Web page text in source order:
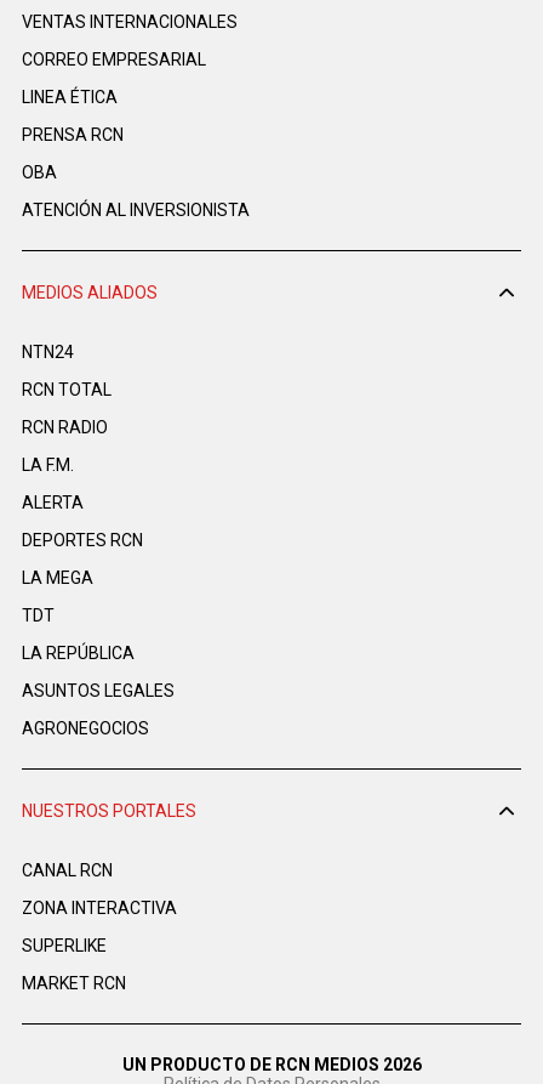
VENTAS INTERNACIONALES
CORREO EMPRESARIAL
LINEA ÉTICA
PRENSA RCN
OBA
ATENCIÓN AL INVERSIONISTA
MEDIOS ALIADOS
NTN24
RCN TOTAL
RCN RADIO
LA F.M.
ALERTA
DEPORTES RCN
LA MEGA
TDT
LA REPÚBLICA
ASUNTOS LEGALES
AGRONEGOCIOS
NUESTROS PORTALES
CANAL RCN
ZONA INTERACTIVA
SUPERLIKE
MARKET RCN
UN PRODUCTO DE RCN MEDIOS 2026